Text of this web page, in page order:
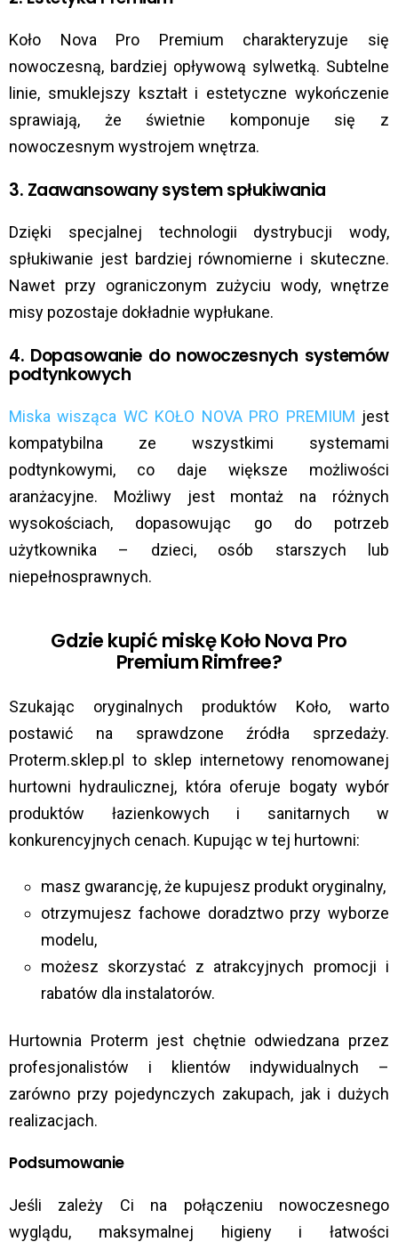
Koło Nova Pro Premium charakteryzuje się
nowoczesną, bardziej opływową sylwetką. Subtelne
linie, smuklejszy kształt i estetyczne wykończenie
sprawiają, że świetnie komponuje się z
nowoczesnym wystrojem wnętrza.
3. Zaawansowany system spłukiwania
Dzięki specjalnej technologii dystrybucji wody,
spłukiwanie jest bardziej równomierne i skuteczne.
Nawet przy ograniczonym zużyciu wody, wnętrze
misy pozostaje dokładnie wypłukane.
4. Dopasowanie do nowoczesnych systemów
podtynkowych
Miska wisząca WC KOŁO NOVA PRO PREMIUM jest
kompatybilna ze wszystkimi systemami
podtynkowymi, co daje większe możliwości
aranżacyjne. Możliwy jest montaż na różnych
wysokościach, dopasowując go do potrzeb
użytkownika – dzieci, osób starszych lub
niepełnosprawnych.
Gdzie kupić miskę Koło Nova Pro
Premium Rimfree?
Szukając oryginalnych produktów Koło, warto
postawić na sprawdzone źródła sprzedaży.
Proterm.sklep.pl to sklep internetowy renomowanej
hurtowni hydraulicznej, która oferuje bogaty wybór
produktów łazienkowych i sanitarnych w
konkurencyjnych cenach. Kupując w tej hurtowni:
masz gwarancję, że kupujesz produkt oryginalny,
otrzymujesz fachowe doradztwo przy wyborze
modelu,
możesz skorzystać z atrakcyjnych promocji i
rabatów dla instalatorów.
Hurtownia Proterm jest chętnie odwiedzana przez
profesjonalistów i klientów indywidualnych –
zarówno przy pojedynczych zakupach, jak i dużych
realizacjach.
Podsumowanie
Jeśli zależy Ci na połączeniu nowoczesnego
wyglądu, maksymalnej higieny i łatwości